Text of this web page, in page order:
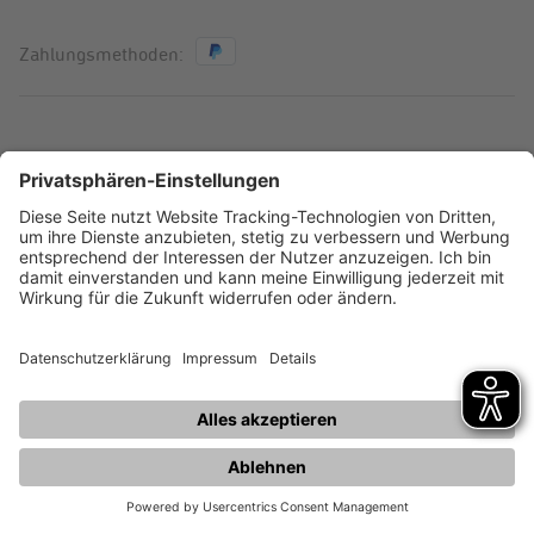
Zahlungsmethoden:
AGB Widerrufsbelehrung
Information zur
Barrierefreiheit
Impressum
© 2026 STAWAG – Stadt- und Städteregionswerke Aachen
Mein E-Assistent